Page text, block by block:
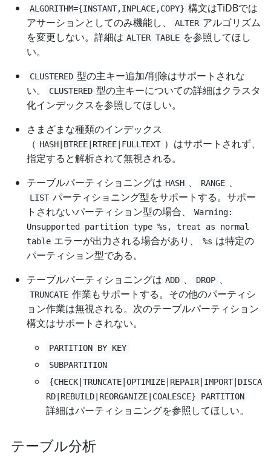
ALGORITHM={INSTANT,INPLACE,COPY} 構文はTiDBでは
アサーションとしてのみ機能し、
ALTER アルゴリズム
を変更しない。詳細は ALTER TABLE を参照してほし
い。
CLUSTERED 型の主キー追加/削除はサポートされな
い。
CLUSTERED 型の主キーについての詳細はクラスタ
化インデックスを参照してほしい。
さまざまな種類のインデックス
（ HASH|BTREE|RTREE|FULLTEXT ）はサポートされず、
指定すると解析されて無視される。
テーブルパーティショニングは HASH 、 RANGE 、
LIST パーティショニング型をサポートする。サポー
トされないパーティション型の場合、
Warning:
Unsupported partition type %s, treat as normal
table エラーが出力される場合があり、 %s は特定の
パーティション型である。
テーブルパーティショニングは ADD 、 DROP 、
TRUNCATE 作業もサポートする。その他のパーティシ
ョン作業は無視される。次のテーブルパーティション
構文はサポートされない。
PARTITION BY KEY
SUBPARTITION
{CHECK|TRUNCATE|OPTIMIZE|REPAIR|IMPORT|DISCA
RD|REBUILD|REORGANIZE|COALESCE} PARTITION
詳細はパーティショニングを参照してほしい。
テーブル分析